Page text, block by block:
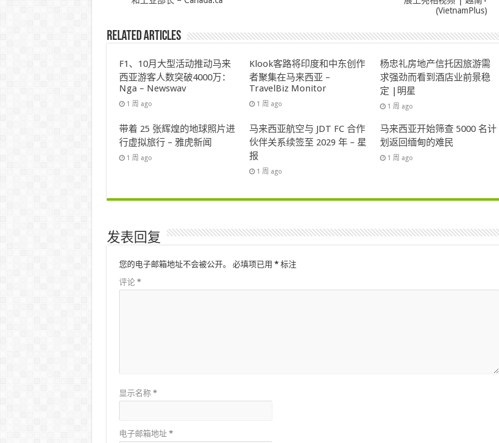
(VietnamPlus)
Related Articles
F1、10月大型活动推动马来
西亚游客人数突破4000万：
Nga – Newswav
1 周 ago
Klook客路将印度和中东创作
者聚集在马来西亚 –
TravelBiz Monitor
1 周 ago
杨忠礼房地产信托因旅游需
求强劲而看到酒店业前景稳
定 |明星
1 周 ago
带着 25 张辉煌的地球照片进
行虚拟旅行 – 雅虎新闻
1 周 ago
马来西亚航空与 JDT FC 合作
伙伴关系续签至 2029 年 – 星
报
1 周 ago
马来西亚开始筛查 5000 名计
划返回缅甸的难民
1 周 ago
发表回复
您的电子邮箱地址不会被公开。 必填项已用 *标注
评论 *
显示名称 *
电子邮箱地址 *